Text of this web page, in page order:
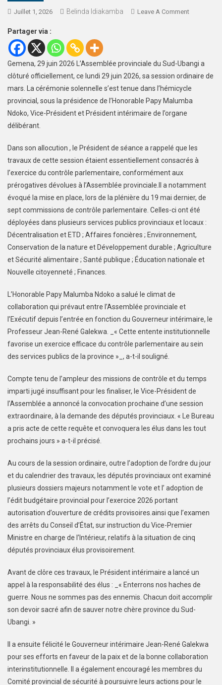
Juillet 1, 2026 Belinda Idiakamba Leave A Comment
Partager via :
Gemena, 29 juin 2026 L’Assemblée provinciale du Sud-Ubangi a
clôturé officiellement, ce lundi 29 juin 2026, sa session ordinaire de
mars. La cérémonie solennelle s’est tenue dans l’hémicycle
provincial, sous la présidence de l’Honorable Papy Malumba
Ndoko, Vice-Président et Président intérimaire de l’organe
délibérant.
Dans son allocution , le Président de séance a rappelé que les
travaux de cette session étaient essentiellement consacrés à
l’exercice du contrôle parlementaire, conformément aux
prérogatives dévolues à l’Assemblée provinciale.Il a notamment
évoqué la mise en place, lors de la plénière du 19 mai dernier, de
sept commissions de contrôle parlementaire. Celles-ci ont été
déployées dans plusieurs services publics provinciaux et locaux :
Décentralisation et ETD ; Affaires foncières ; Environnement,
Conservation de la nature et Développement durable ; Agriculture
et Sécurité alimentaire ; Santé publique ; Éducation nationale et
Nouvelle citoyenneté ; Finances.
L’Honorable Papy Malumba Ndoko a salué le climat de
collaboration qui prévaut entre l’Assemblée provinciale et
l’Exécutif depuis l’entrée en fonction du Gouverneur intérimaire, le
Professeur Jean-René Galekwa. _« Cette entente institutionnelle
favorise un exercice efficace du contrôle parlementaire au sein
des services publics de la province »_, a-t-il souligné.
Compte tenu de l’ampleur des missions de contrôle et du temps
imparti jugé insuffisant pour les finaliser, le Vice-Président de
l’Assemblée a annoncé la convocation prochaine d’une session
extraordinaire, à la demande des députés provinciaux. « Le Bureau
a pris acte de cette requête et convoquera les élus dans les tout
prochains jours » a-t-il précisé.
Au cours de la session ordinaire, outre l’adoption de l’ordre du jour
et du calendrier des travaux, les députés provinciaux ont examiné
plusieurs dossiers majeurs notamment le vote et l’ adoption de
l’édit budgétaire provincial pour l’exercice 2026 portant
autorisation d’ouverture de crédits provisoires.ainsi que l’examen
des arrêts du Conseil d’État, sur instruction du Vice-Premier
Ministre en charge de l’Intérieur, relatifs à la situation de cinq
députés provinciaux élus provisoirement.
Avant de clôre ces travaux, le Président intérimaire a lancé un
appel à la responsabilité des élus : _« Enterrons nos haches de
guerre. Nous ne sommes pas des ennemis. Chacun doit accomplir
son devoir sacré afin de sauver notre chère province du Sud-
Ubangi. »
Il a ensuite félicité le Gouverneur intérimaire Jean-René Galekwa
pour ses efforts en faveur de la paix et de la bonne collaboration
interinstitutionnelle. Il a également encouragé les membres du
Comité provincial de sécurité à poursuivre leurs actions pour le